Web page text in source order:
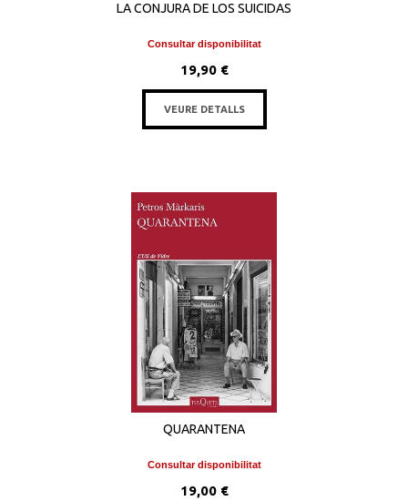
LA CONJURA DE LOS SUICIDAS
Consultar disponibilitat
19,90 €
VEURE DETALLS
QUARANTENA
Consultar disponibilitat
19,00 €